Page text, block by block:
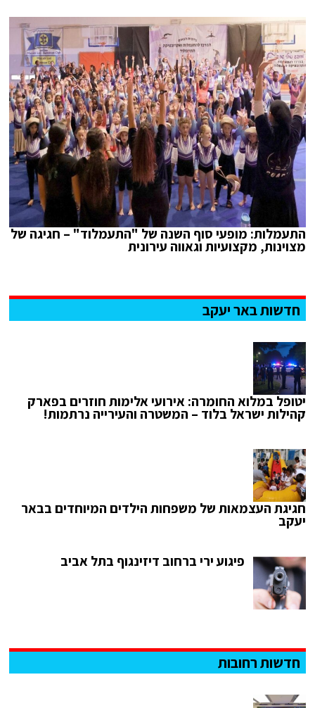
התעמלות: מופעי סוף השנה של "התעמלוד" – חגיגה של
מצוינות, מקצועיות וגאווה עירונית
חדשות באר יעקב
יטופל במלוא החומרה: אירועי אלימות חוזרים בפארק
קהילות ישראל בלוד – המשטרה והעירייה נרתמות!
חגיגת העצמאות של משפחות הילדים המיוחדים בבאר
יעקב
פיגוע ירי ברחוב דיזינגוף בתל אביב
חדשות רחובות